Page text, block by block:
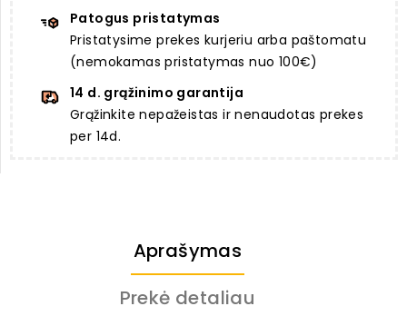
Patogus pristatymas
Pristatysime prekes kurjeriu arba paštomatu
(nemokamas pristatymas nuo 100€)
14 d. grąžinimo garantija
Grąžinkite nepažeistas ir nenaudotas prekes
per 14d.
Aprašymas
Prekė detaliau